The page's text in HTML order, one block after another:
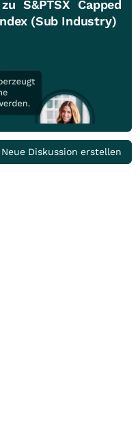
S&PTSX Capped
(Sub Industry)
Neue Diskussion erstellen